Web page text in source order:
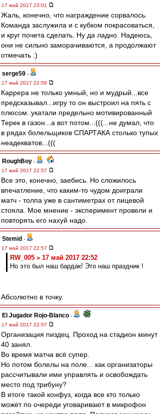
17 май 2017 23:01
Жаль, конечно, что награждение сорвалось.
Команда заслужила и с кубком покрасоваться,
и круг почета сделать. Ну да ладно. Надеюсь,
они не сильно заморачиваются, а продолжают
отмечать :)
serge59 -
17 май 2017 22:58
Каррера не только умный, но и мудрый...все
предсказывал...игру то он выстроил на пять с
плюсом..укатали предельно мотивированный
Терек в газон...а вот потом...(((...не думал, что
в рядах болельщиков СПАРТАКА столько тупых
неадекватов...(((
RoughBoy -
17 май 2017 22:57
Все это, конечно, заебись. Но сложилось
впечатление, что каким-то чудом доиграли
матч - толпа уже в сантиметрах от лицевой
стояла. Мое мнение - эксперимент провели и
повторять его нахуй надо.
Stemid -
17 май 2017 22:57
RW_005 » 17 май 2017 22:52
Но это был наш бардак! Это наш праздник !
Абсолютно в точку.
El Jugador Rojo-Blanco -
17 май 2017 22:57
Организация пиздец. Проход на стадион минут
40 занял.
Во время матча всё супер.
Но потом болелы на поле... как организаторы
рассчитывали ими управлять и освобождать
место под трибуну?
В итоге такой конфуз, когда все кто только
может по очереди уговаривают в микрофон